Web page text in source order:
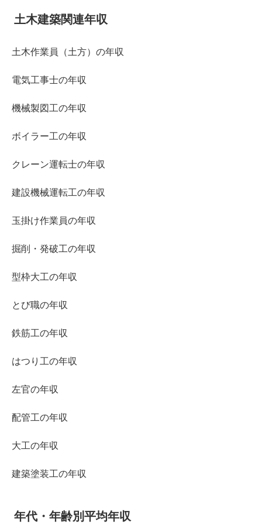
土木建築関連年収
土木作業員（土方）の年収
電気工事士の年収
機械製図工の年収
ボイラー工の年収
クレーン運転士の年収
建設機械運転工の年収
玉掛け作業員の年収
掘削・発破工の年収
型枠大工の年収
とび職の年収
鉄筋工の年収
はつり工の年収
左官の年収
配管工の年収
大工の年収
建築塗装工の年収
年代・年齢別平均年収